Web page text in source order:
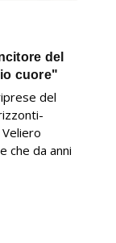
del
cuore"
del
che da anni